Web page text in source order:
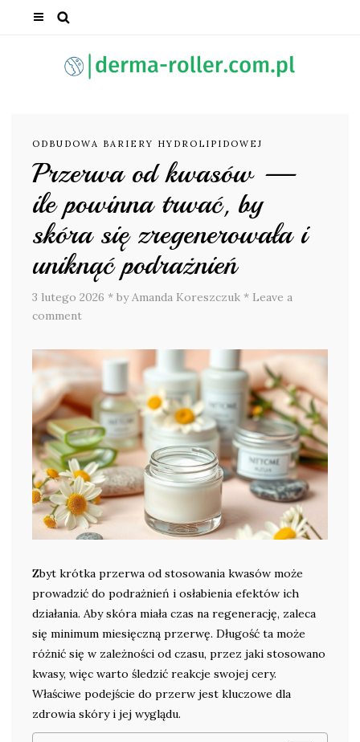
ODBUDOWA BARIERY HYDROLIPIDOWEJ
Przerwa od kwasów —
ile powinna trwać, by
skóra się zregenerowała i
uniknąć podrażnień
3 lutego 2026 * by Amanda Koreszczuk * Leave a
comment
Zbyt krótka przerwa od stosowania kwasów może
prowadzić do podrażnień i osłabienia efektów ich
działania. Aby skóra miała czas na regenerację, zaleca
się minimum miesięczną przerwę. Długość ta może
różnić się w zależności od czasu, przez jaki stosowano
kwasy, więc warto śledzić reakcje swojej cery.
Właściwe podejście do przerw jest kluczowe dla
zdrowia skóry i jej wyglądu.